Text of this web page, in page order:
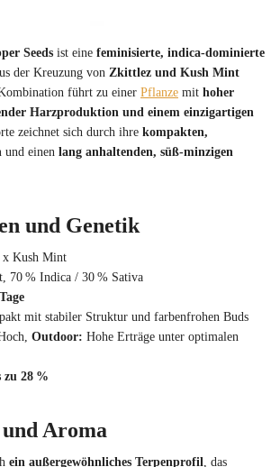
Seeds ist eine feminisierte, indica-dominierte
der Kreuzung von Zkittlez und Kush Mint
führt zu einer Pflanze mit hoher
Harzproduktion und einem einzigartigen
zeichnet sich durch ihre kompakten,
und einen lang anhaltenden, süß-minzigen
und Genetik
Kush Mint
70 % Indica / 30 % Sativa
mit stabiler Struktur und farbenfrohen Buds
Outdoor: Hohe Erträge unter optimalen
zu 28 %
Aroma
ein außergewöhnliches Terpenprofil, das